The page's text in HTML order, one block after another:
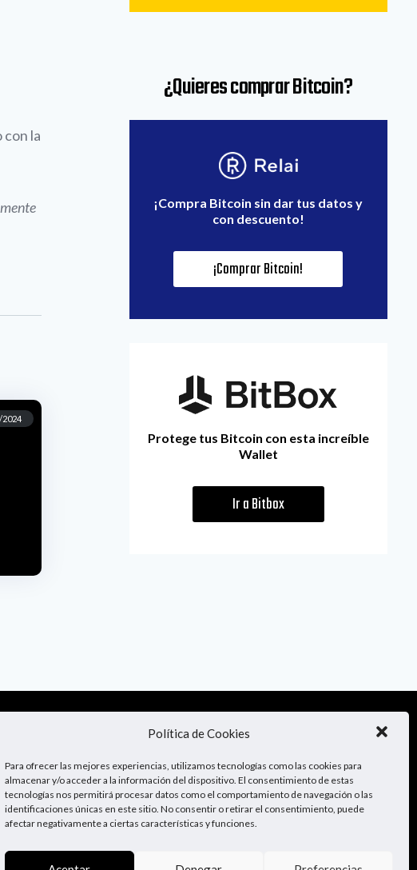
Política de Cookies
Para ofrecer las mejores experiencias, utilizamos tecnologías como las cookies para
almacenar y/o acceder a la información del dispositivo. El consentimiento de estas
tecnologías nos permitirá procesar datos como el comportamiento de navegación o las
identificaciones únicas en este sitio. No consentir o retirar el consentimiento, puede
afectar negativamente a ciertas características y funciones.
con la
¿Quieres comprar Bitcoin?
¡Compra Bitcoin sin dar tus datos y
con descuento!
¡Comprar Bitcoin!
Protege tus Bitcoin con esta increíble
Wallet
Ir a Bitbox